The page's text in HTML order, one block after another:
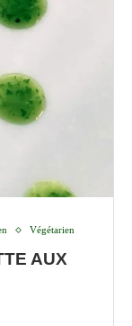
Végétarien
AUX